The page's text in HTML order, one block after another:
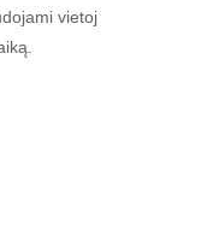
vietoj